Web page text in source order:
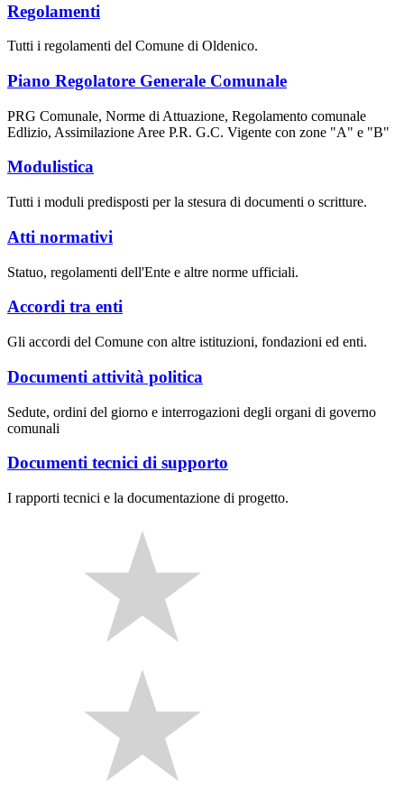
Regolamenti
Tutti i regolamenti del Comune di Oldenico.
Piano Regolatore Generale Comunale
PRG Comunale, Norme di Attuazione, Regolamento comunale
Edlizio, Assimilazione Aree P.R. G.C. Vigente con zone "A" e "B"
Modulistica
Tutti i moduli predisposti per la stesura di documenti o scritture.
Atti normativi
Statuo, regolamenti dell'Ente e altre norme ufficiali.
Accordi tra enti
Gli accordi del Comune con altre istituzioni, fondazioni ed enti.
Documenti attività politica
Sedute, ordini del giorno e interrogazioni degli organi di governo
comunali
Documenti tecnici di supporto
I rapporti tecnici e la documentazione di progetto.